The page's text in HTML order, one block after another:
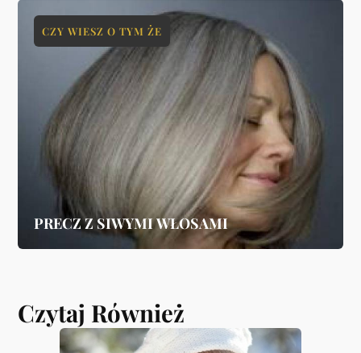
PRECZ Z SIWYMI WŁOSAMI
CZY WIESZ O TYM ŻE
Czytaj Również